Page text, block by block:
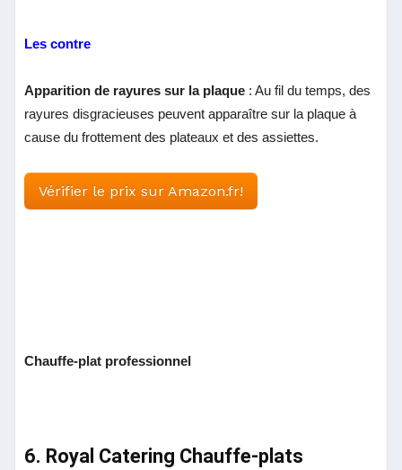
Les contre
Apparition de rayures sur la plaque : Au fil du temps, des
rayures disgracieuses peuvent apparaître sur la plaque à
cause du frottement des plateaux et des assiettes.
Vérifier le prix sur Amazon.fr!
Chauffe-plat professionnel
6. Royal Catering Chauffe-plats